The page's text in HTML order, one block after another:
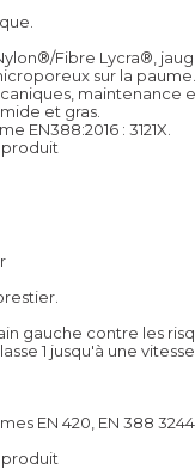
Fibre Lycra®,
sur la paume.
maintenance
et gras.
EN388:2016 : 3121X.
produit
gauche contre les
1 jusqu'à une
EN 420, EN 388
produit